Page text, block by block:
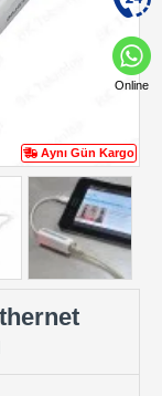
Aynı Gün Kargo
Online